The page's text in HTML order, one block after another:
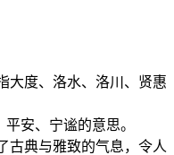
大度、洛水、洛川、贤惠
安、宁谧的意思。
古典与雅致的气息，令人